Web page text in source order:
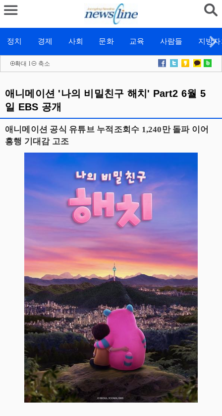
정치 경제 사회 문화 교육 사람들 지방
확대 l 축소
애니메이션 '나의 비밀친구 해치' Part2 6월 5
일 EBS 공개
애니메이션 공식 유튜브 누적조회수 1,240만 돌파 이어
흥행 기대감 고조